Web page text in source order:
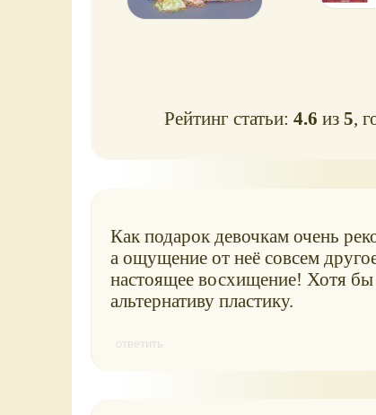
Рейтинг статьи:4.6 из5,
Как подарок девочкам очень
а ощущение от неё совсем
настоящее восхищение! Хотя бы
альтернативу пластику.
ответить